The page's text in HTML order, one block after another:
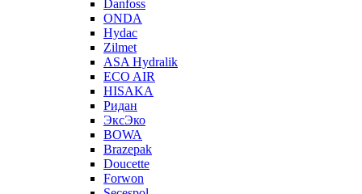
Danfoss
ONDA
Hydac
Zilmet
ASA Hydralik
ECO AIR
HISAKA
Ридан
ЭксЭко
BOWA
Brazepak
Doucette
Forwon